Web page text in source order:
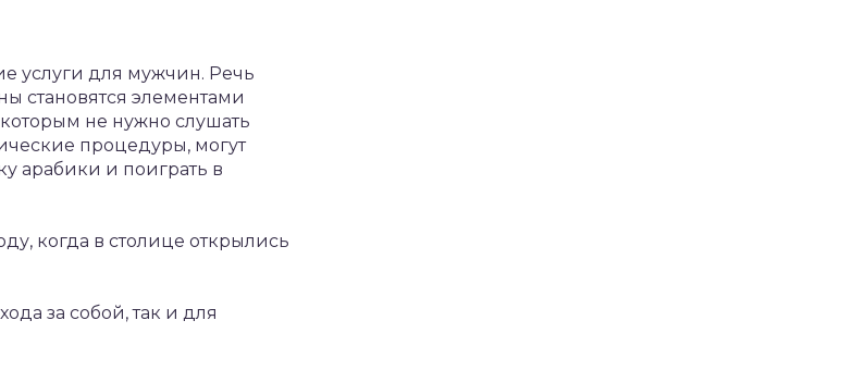
услуги для мужчин. Речь
становятся элементами
не нужно слушать
процедуры, могут
арабики и поиграть в
когда в столице открылись
за собой, так и для